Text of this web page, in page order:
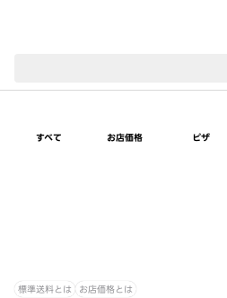
すべて お店価格 ピザ
標準送料とは お店価格とは